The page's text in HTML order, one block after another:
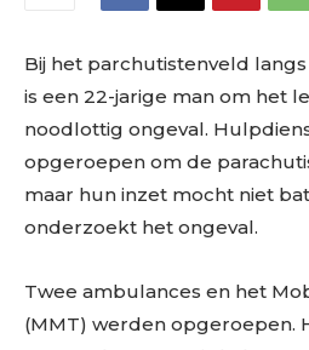
Bij het parchutistenveld
is een 22-jarige man om het
noodlottig ongeval.
opgeroepen om de
maar hun inzet mocht niet
onderzoekt het ongeval.
Twee ambulances en het
(MMT) werden opgeroepen.